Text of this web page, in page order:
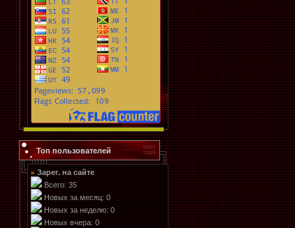
Топ пользователей
» Зарег. на сайте
Всего: 35
Новых за месяц: 0
Новых за неделю: 0
Новых вчера: 0